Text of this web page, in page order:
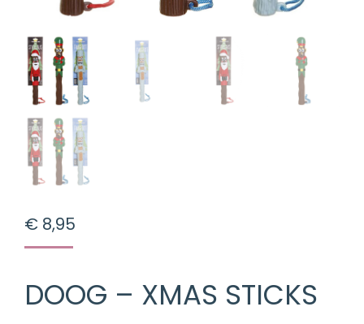
€ 8,95
DOOG – XMAS STICKS